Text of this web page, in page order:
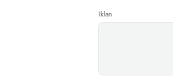
Iklan